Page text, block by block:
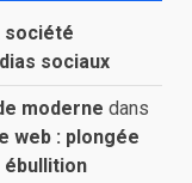
société
sociaux
moderne dans
web : plongée
ébullition